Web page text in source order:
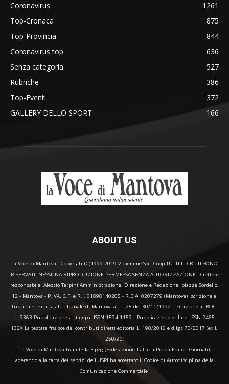
Coronavirus
1261
Top-Cronaca
875
Top-Provincia
844
Coronavirus top
636
Senza categoria
527
Rubriche
386
Top-Eventi
372
GALLERY DELLO SPORT
166
ABOUT US
La Voce di Mantova - Copyright(C)1999-2019 Vidiemme Soc. Coop TUTTI I DIRITTI SONO
RISERVATI. NESSUNA RIPRODUZIONE PERMESSA SENZA AUTORIZZAZIONE Direttore
responsabile: Alessio Tarpini Amministrazione, Direzione e Redazione: piazza Sordello,
12 - Mantova - P.IVA, C.F. e R.I. 01898140205 - R.E.A. 0207279 (Mantova) iscrizione al
Tribunale: iscritta al Tribunale di Mantova al n. 25 del 30/11/1992 - iscrizione al ROC:
n. 9363 Pubblicazione a stampa: ISSN 1594-1159 - Pubblicazione online: ISSN 2465-
132X La testata fruisce dei contributi diretti editoria L. 198/2016 e d.lgs 70/2017 (ex L.
250/90)
“La Voce di Mantova tramite la Fipeg (Federazione Italiana Piccoli Editori Giornali),
aderendo alla carta dei servizi dell'USPI ha accettato il Codice di Autodisciplina della
Comunicazione Commerciale"